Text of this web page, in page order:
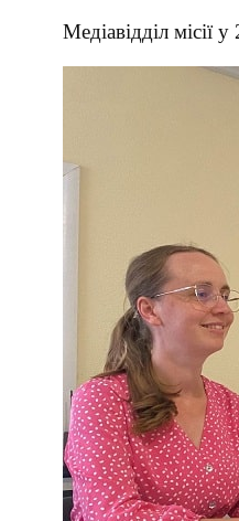
Медіавідділ місії у